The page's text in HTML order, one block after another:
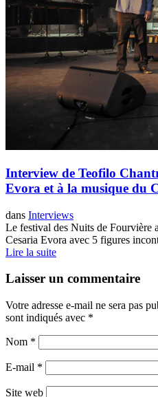
Interview de Teofilo
Evora et à la musique du
dans Interviews
Le festival des Nuits de Fourvière
Cesaria Evora avec 5 figures
Lire la suite
Laisser un commentaire
Votre adresse e-mail ne sera pas
sont indiqués avec *
Nom *
E-mail *
Site web